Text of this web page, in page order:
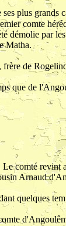
plus grands
comte
démolie par
Matha.
de
que de
comté revint
Arnaud
quelques